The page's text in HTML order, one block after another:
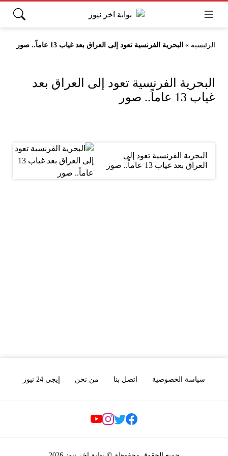
الرئيسية » البحرية الفرنسية تعود إلى العراق بعد غياب 13 عاماً.. صور
البحرية الفرنسية تعود إلى العراق بعد
غياب 13 عاماً.. صور
البحرية الفرنسية تعود إلى
العراق بعد غياب 13 عاماً.. صور
سياسة الخصوصية اتصل بنا من نحن إيجي 24 نيوز
Social Links